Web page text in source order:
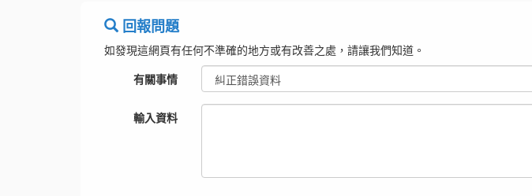
回報問題
如發現這網頁有任何不準確的地方或有改善之處，請讓我們知道。
有關事情
輸入資料